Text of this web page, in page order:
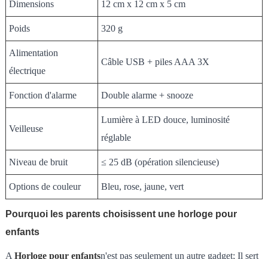
Dimensions 12 cm x 12 cm x 5 cm
Poids 320 g
Alimentation
électrique
Câble USB + piles AAA 3X
Fonction d'alarme Double alarme + snooze
Veilleuse
Lumière à LED douce, luminosité
réglable
Niveau de bruit ≤ 25 dB (opération silencieuse)
Options de couleur Bleu, rose, jaune, vert
Pourquoi les parents choisissent une horloge pour
enfants
A Horloge pour enfantsn'est pas seulement un autre gadget; Il sert